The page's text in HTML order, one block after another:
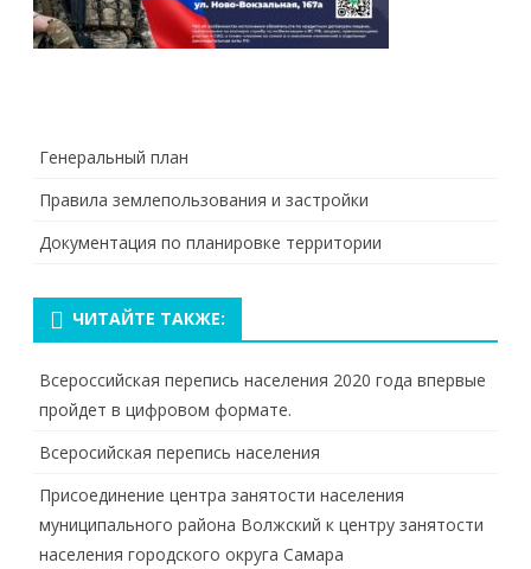
Генеральный план
Правила землепользования и застройки
Документация по планировке территории
ЧИТАЙТЕ ТАКЖЕ:
Всероссийская перепись населения 2020 года впервые
пройдет в цифровом формате.
Всеросийская перепись населения
Присоединение центра занятости населения
муниципального района Волжский к центру занятости
населения городского округа Самара